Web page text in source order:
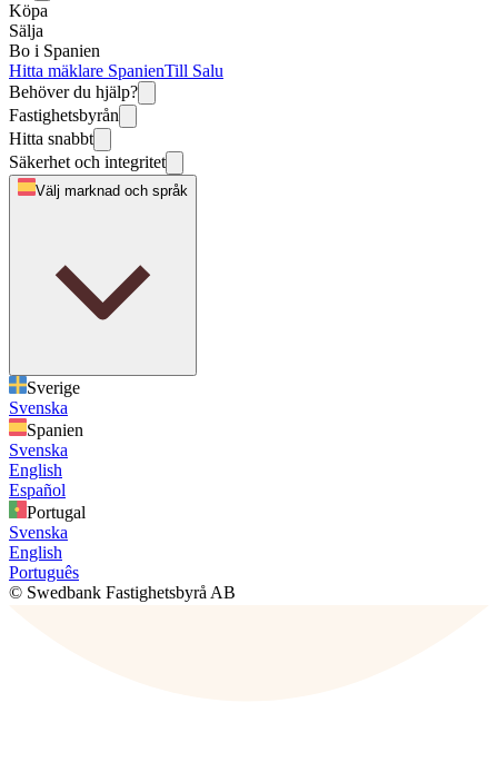
Köpa
Sälja
Bo i Spanien
Hitta mäklare SpanienTill Salu
Behöver du hjälp?
Fastighetsbyrån
Hitta snabbt
Säkerhet och integritet
Välj marknad och språk
Sverige
Svenska
Spanien
Svenska
English
Español
Portugal
Svenska
English
Português
© Swedbank Fastighetsbyrå AB